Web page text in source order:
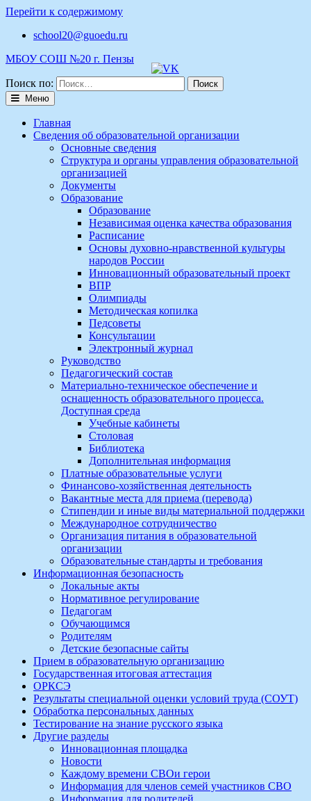
Перейти к содержимому
school20@guoedu.ru
МБОУ СОШ №20 г. Пензы
Поиск по:
Меню
Главная
Сведения об образовательной организации
Основные сведения
Структура и органы управления образовательной
организацией
Документы
Образование
Образование
Независимая оценка качества образования
Расписание
Основы духовно-нравственной культуры
народов России
Инновационный образовательный проект
ВПР
Олимпиады
Методическая копилка
Педсоветы
Консультации
Электронный журнал
Руководство
Педагогический состав
Материально-техническое обеспечение и
оснащенность образовательного процесса.
Доступная среда
Учебные кабинеты
Столовая
Библиотека
Дополнительная информация
Платные образовательные услуги
Финансово-хозяйственная деятельность
Вакантные места для приема (перевода)
Стипендии и иные виды материальной поддержки
Международное сотрудничество
Организация питания в образовательной
организации
Образовательные стандарты и требования
Информационная безопасность
Локальные акты
Нормативное регулирование
Педагогам
Обучающимся
Родителям
Детские безопасные сайты
Прием в образовательную организацию
Государственная итоговая аттестация
ОРКСЭ
Результаты специальной оценки условий труда (СОУТ)
Обработка персональных данных
Тестирование на знание русского языка
Другие разделы
Инновационная площадка
Новости
Каждому времени СВОи герои
Информация для членов семей участников СВО
Информация для родителей